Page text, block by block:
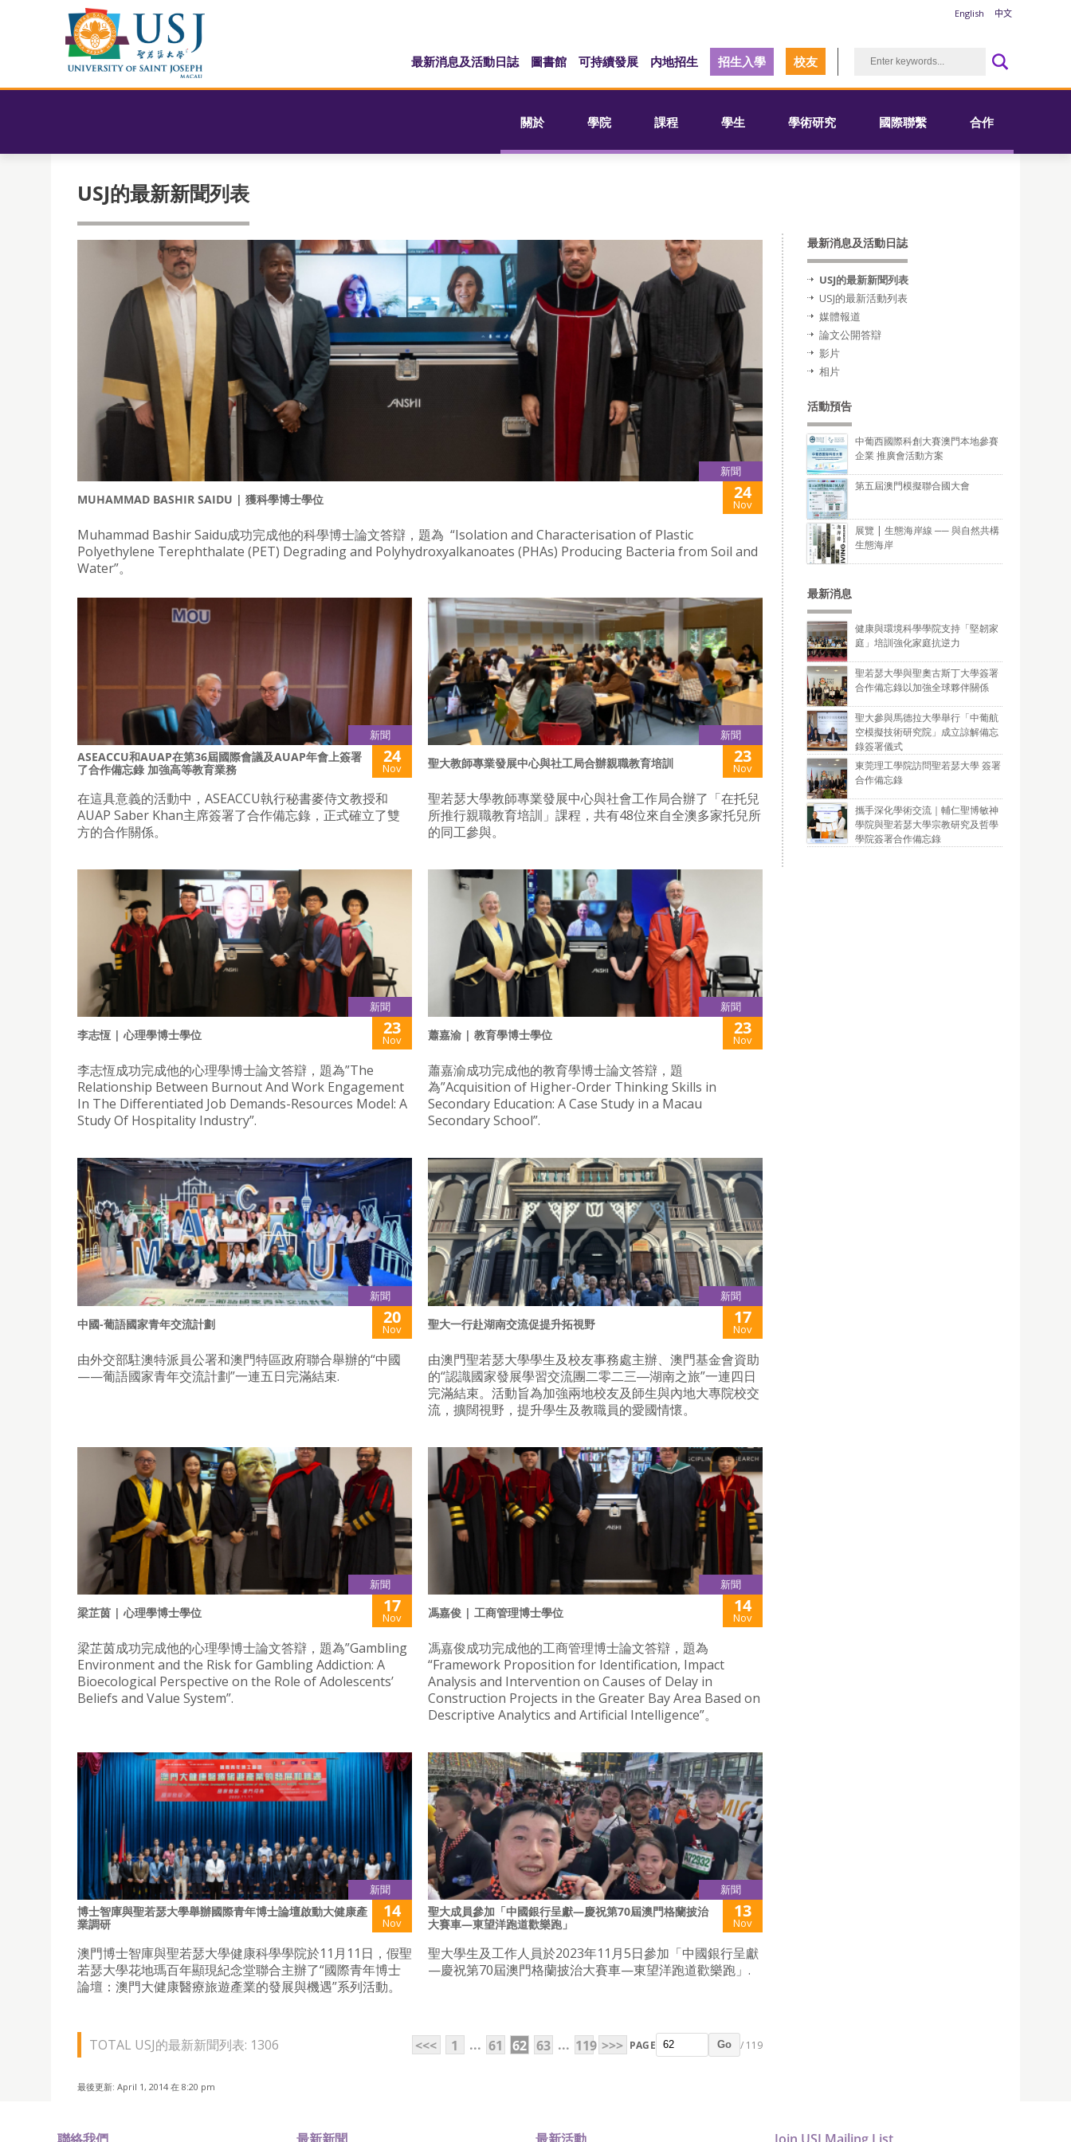
English 中文
最新消息及活動日誌 圖書館 可持續發展 内地招生 招生入學 校友
關於 學院 課程 學生 學術研究 國際聯繫 合作
USJ的最新新聞列表
新聞
MUHAMMAD BASHIR SAIDU | 獲科學博士學位 24
Nov
Muhammad Bashir Saidu成功完成他的科學博士論文答辯，題為 “Isolation and Characterisation of Plastic
Polyethylene Terephthalate (PET) Degrading and Polyhydroxyalkanoates (PHAs) Producing Bacteria from Soil and
Water”。
新聞
ASEACCU和AUAP在第36屆國際會議及AUAP年會上簽署
了合作備忘錄 加強高等教育業務
24
Nov
在這具意義的活動中，ASEACCU執行秘書麥侍文教授和
AUAP Saber Khan主席簽署了合作備忘錄，正式確立了雙
方的合作關係。
新聞
聖大教師專業發展中心與社工局合辦親職教育培訓 23
Nov
聖若瑟大學教師專業發展中心與社會工作局合辦了「在托兒
所推行親職教育培訓」課程，共有48位來自全澳多家托兒所
的同工參與。
新聞
李志恆 | 心理學博士學位 23
Nov
李志恆成功完成他的心理學博士論文答辯，題為”The
Relationship Between Burnout And Work Engagement
In The Differentiated Job Demands-Resources Model: A
Study Of Hospitality Industry”.
新聞
蕭嘉渝 | 教育學博士學位 23
Nov
蕭嘉渝成功完成他的教育學博士論文答辯，題
為”Acquisition of Higher-Order Thinking Skills in
Secondary Education: A Case Study in a Macau
Secondary School”.
新聞
中國-葡語國家青年交流計劃 20
Nov
由外交部駐澳特派員公署和澳門特區政府聯合舉辦的“中國
——葡語國家青年交流計劃”一連五日完滿結束.
新聞
聖大一行赴湖南交流促提升拓視野 17
Nov
由澳門聖若瑟大學學生及校友事務處主辦、澳門基金會資助
的“認識國家發展學習交流團二零二三―湖南之旅”一連四日
完滿結束。活動旨為加強兩地校友及師生與內地大專院校交
流，擴闊視野，提升學生及教職員的愛國情懷。
新聞
梁芷茵 | 心理學博士學位 17
Nov
梁芷茵成功完成他的心理學博士論文答辯，題為”Gambling
Environment and the Risk for Gambling Addiction: A
Bioecological Perspective on the Role of Adolescents’
Beliefs and Value System”.
新聞
馮嘉俊 | 工商管理博士學位 14
Nov
馮嘉俊成功完成他的工商管理博士論文答辯，題為
“Framework Proposition for Identification, Impact
Analysis and Intervention on Causes of Delay in
Construction Projects in the Greater Bay Area Based on
Descriptive Analytics and Artificial Intelligence”。
新聞
博士智庫與聖若瑟大學舉辦國際青年博士論壇啟動大健康產
業調研
14
Nov
澳門博士智庫與聖若瑟大學健康科學學院於11月11日，假聖
若瑟大學花地瑪百年顯現紀念堂聯合主辦了“國際青年博士
論壇：澳門大健康醫療旅遊產業的發展與機遇”系列活動。
新聞
聖大成員參加「中國銀行呈獻—慶祝第70屆澳門格蘭披治
大賽車—東望洋跑道歡樂跑」
13
Nov
聖大學生及工作人員於2023年11月5日參加「中國銀行呈獻
—慶祝第70屆澳門格蘭披治大賽車—東望洋跑道歡樂跑」.
TOTAL USJ的最新新聞列表: 1306 <<< 1 ... 61 62 63 ... 119 >>> PAGE Go / 119
最後更新: April 1, 2014 在 8:20 pm
最新消息及活動日誌
USJ的最新新聞列表
USJ的最新活動列表
媒體報道
論文公開答辯
影片
相片
活動預告
中葡西國際科創大賽澳門本地參賽
企業 推廣會活動方案
第五屆澳門模擬聯合國大會
展覽 | 生態海岸線 ── 與自然共構
生態海岸
最新消息
健康與環境科學學院支持「堅韌家
庭」培訓強化家庭抗逆力
聖若瑟大學與聖奧古斯丁大學簽署
合作備忘錄以加強全球夥伴關係
聖大參與馬德拉大學舉行「中葡航
空模擬技術研究院」成立諒解備忘
錄簽署儀式
東莞理工學院訪問聖若瑟大學 簽署
合作備忘錄
攜手深化學術交流｜輔仁聖博敏神
學院與聖若瑟大學宗教研究及哲學
學院簽署合作備忘錄